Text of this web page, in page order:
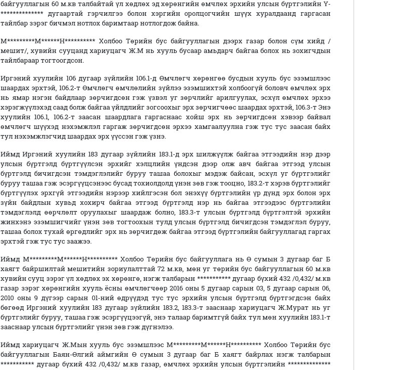
байгууллагын 60 м.кв талбайтай үл хөдлөх эд хөрөнгийн өмчлөх эрхийн улсын бүртгэлийн Y-
************** дугаартай гэрчилгээ болон хэргийн оролцогчийн шүүх хуралдаанд гаргасан
тайлбар зэрэг бичмэл нотлох баримтаар нотлогдож байна.
М*********М******Н********** Холбоо Төрийн бус байгууллагын дээрх газар болон сүм хийд /
мешит/, хувийн сууцанд хариуцагч Ж.М нь хууль бусаар амьдарч байгаа болох нь зохигчдын
тайлбараар тогтоогдсон.
Иргэний хуулийн 106 дугаар зүйлийн 106.1-д Өмчлөгч хөрөнгөө бусдын хууль бус эзэмшлээс
шаардах эрхтэй, 106.2-т Өмчлөгч өмчлөлийн зүйлээ эзэмшихтэй холбоогүй боловч өмчлөх эрх
нь ямар нэгэн байдлаар зөрчигдсөн гэж үзвэл уг зөрчлийг арилгуулах, эсхүл өмчлөх эрхээ
хэрэгжүүлэхэд саад болж байгаа үйлдлийг зогсоохыг эрх зөрчигчөөс шаардах эрхтэй, 106.3-т Энэ
хуулийн 106.1, 106.2-т заасан шаардлага гаргаснаас хойш эрх нь зөрчигдсөн хэвээр байвал
өмчлөгч шүүхэд нэхэмжлэл гаргаж зөрчигдсөн эрхээ хамгаалуулна гэж тус тус заасан байх
тул нэхэмжлэгчид шаардах эрх үүссэн гэж үзнэ.
Иймд Иргэний хуулийн 183 дугаар зүйлийн 183.1-д эрх шилжүүлж байгаа этгээдийн нэр дээр
улсын бүртгэлд бүртгүүлсэн эрхийг хэлцлийн үндсэн дээр олж авч байгаа этгээд улсын
бүртгэлд бичигдсэн тэмдэглэлийг буруу ташаа болохыг мэдэж байсан, эсхүл уг бүртгэлийг
буруу ташаа гэж эсэргүүцсэнээс бусад тохиолдолд үнэн зөв гэж тооцно, 183.2-т хэрэв бүртгэлийг
бүртгүүлэх эрхгүй этгээдийн нэрээр хийлгэсэн бол энэхүү бүртгэлийн үр дүнд эрх болон эрх
зүйн байдлын хувьд хохирч байгаа этгээд бүртгэлд нэр нь байгаа этгээдээс бүртгэлийн
тэмдэглэлд өөрчлөлт оруулахыг шаардаж болно, 183.3-т улсын бүртгэлд бүртгэлтэй эрхийн
жинхэнэ эзэмшигчийг үнэн зөв тогтоохын тулд улсын бүртгэлд бичигдсэн тэмдэглэл буруу,
ташаа болох тухай өргөдлийг эрх нь зөрчигдөж байгаа этгээд бүртгэлийн байгууллагад гаргах
эрхтэй гэж тус тус заажээ.
Иймд М*********М******Н********** Холбоо Төрийн бус байгууллага нь Ө сумын 3 дугаар баг Б
хаягт байршилтай мешитийн зориулалттай 72 м.кв, мөн уг төрийн бус байгууллагын 60 м.кв
хувийн сууц зэрэг үл хөдлөх эх хөрөнгө, нэгж талбарын *********** дугаар бүхий 432 /0,432/ м.кв
газар зэрэг хөрөнгийн хууль ёсны өмчлөгчөөр 2016 оны 5 дугаар сарын 03, 5 дугаар сарын 06,
2010 оны 9 дүгээр сарын 01-ний өдрүүдэд тус тус эрхийн улсын бүртгэлд бүртгэгдсэн байх
бөгөөд Иргэний хуулийн 183 дугаар зүйлийн 183.2, 183.3-т зааснаар хариуцагч Ж.Мурат нь уг
бүртгэлийг буруу, ташаа гэж эсэргүүцээгүй, энэ талаар баримтгүй байх тул мөн хуулийн 183.1-т
зааснаар улсын бүртгэлийг үнэн зөв гэж дүгнэлээ.
Иймд хариуцагч Ж.Мын хууль бус эзэмшлээс М*********М******Н********** Холбоо Төрийн бус
байгууллагын Баян-Өлгий аймгийн Ө сумын 3 дугаар баг Б хаягт байрлах нэгж талбарын
*********** дугаар бүхий 432 /0,432/ м.кв газар, өмчлөх эрхийн улсын бүртгэлийн **************